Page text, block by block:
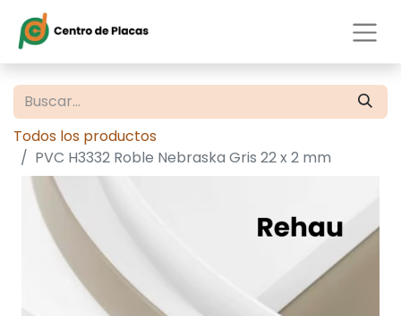
Todos los productos
PVC H3332 Roble Nebraska Gris 22 x 2 mm